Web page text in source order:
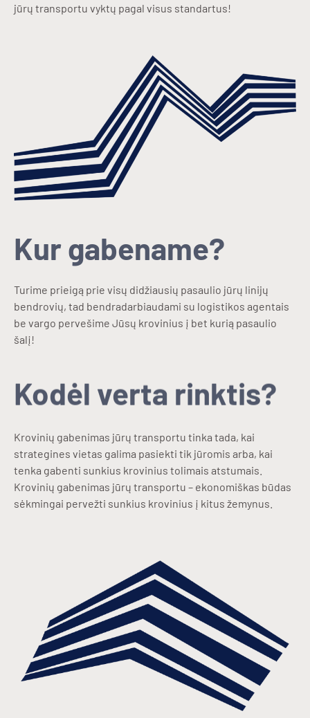
jūrų transportu vyktų pagal visus standartus!
Kur gabename?
Turime prieigą prie visų didžiausių pasaulio jūrų linijų
bendrovių, tad bendradarbiaudami su logistikos agentais
be vargo pervešime Jūsų krovinius į bet kurią pasaulio
šalį!
Kodėl verta rinktis?
Krovinių gabenimas jūrų transportu tinka tada, kai
strategines vietas galima pasiekti tik jūromis arba, kai
tenka gabenti sunkius krovinius tolimais atstumais.
Krovinių gabenimas jūrų transportu – ekonomiškas būdas
sėkmingai pervežti sunkius krovinius į kitus žemynus.